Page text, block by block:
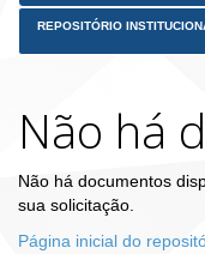
REPOSITÓRIO
Não há
Não há documentos
sua solicitação.
Página inicial do